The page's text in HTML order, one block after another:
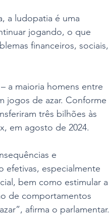
a ludopatia é uma
jogando, o que
financeiros, sociais,
a maioria homens entre
jogos de azar. Conforme
três bilhões às
em agosto de 2024.
e
efetivas, especialmente
bem como estimular a
de comportamentos
afirma o parlamentar.